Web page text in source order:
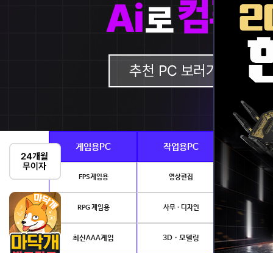
게임용PC 작업용PC Ai · 전
FPS게임용 영상편집
RPG 게임용 사무 · 디자인
최신AAA게임 3D · 모델링 NVIDIA